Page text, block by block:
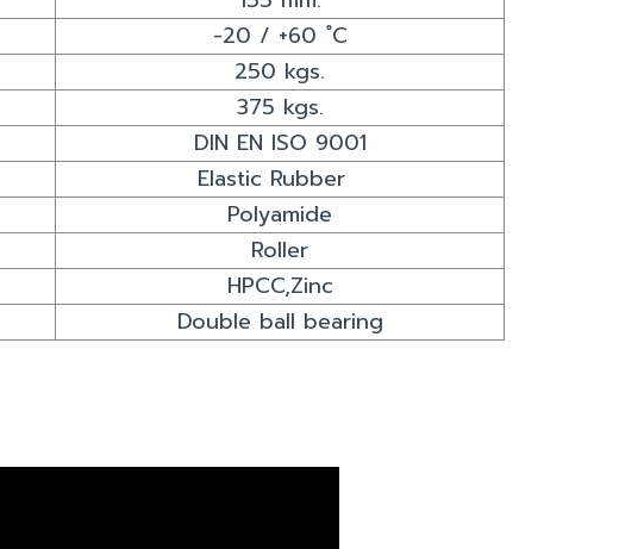
-20 / +60 ํC
250 kgs.
375 kgs.
DIN EN ISO 9001
Elastic Rubber
Polyamide
Roller
HPCC,Zinc
Double ball bearing